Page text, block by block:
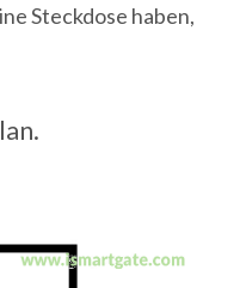
Steckdose haben,